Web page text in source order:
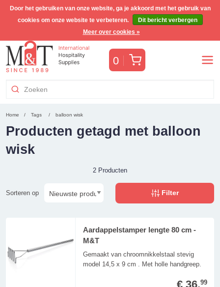
Gratis Benelux verzending voor orders >€255(incl. BTW)
0 Winkelwagen
Home Tags balloon wisk
Producten getagd met balloon
wisk
2 Producten
Sorteren op Filter
Aardappelstamper lengte 80 cm -
M&T
Gemaakt van chroomnikkelstaal stevig
model 14,5 x 9 cm . Met holle handgreep.
€ 36,99
Door het gebruiken van onze website, ga je akkoord met het gebruik van
cookies om onze website te verbeteren.
Dit bericht verbergen
Meer over cookies »